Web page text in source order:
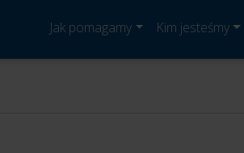
Jak pomagamy Kim jesteśmy